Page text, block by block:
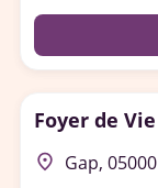
Foyer de
place Gap, 05000